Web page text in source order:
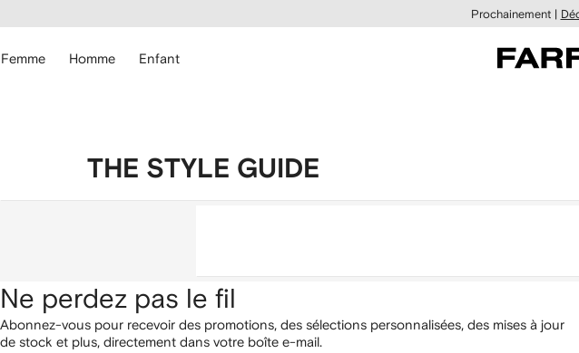
principal
Prochainement |
Femme Homme Enfant
THE STYLE GUIDE
Ne perdez pas le fil
Abonnez-vous pour recevoir des promotions, des sélections personnalisées, des mises à jour
de stock et plus, directement dans votre boîte e-mail.